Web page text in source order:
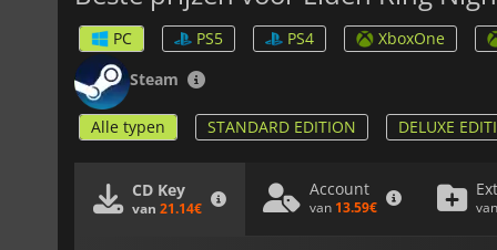
PC PS5 PS4 XboxOne
Steam
Alle typen STANDARD EDITION DELUXE
CD Key
van 21.14€
Account
van 13.59€ van